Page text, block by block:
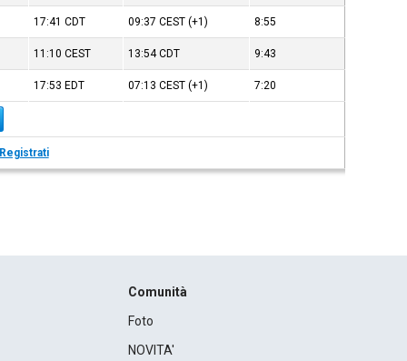
17:41CDT 09:37CEST (+1) 8:55
11:10CEST 13:54CDT 9:43
17:53 EDT 07:13CEST (+1) 7:20
Registrati
Comunità
Foto
NOVITA'